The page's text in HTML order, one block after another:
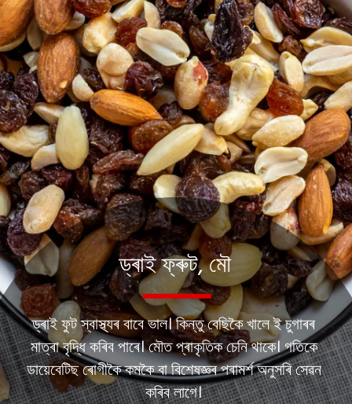
ড্ৰাই ফুট স্বাস্থ্যৰ বাবে ভাল। কিন্তু বেছিকৈ খালে ই চুগাৰৰ
মাত্ৰা বৃদ্ধি কৰিব পাৰে। মৌত প্ৰাকৃতিক চেনি থাকে। গতিকে
ডায়েবেটিছ ৰোগীকৈ কমকৈ বা বিশেষজ্ঞৰ পৰামৰ্শ অনুসৰি সেৱন
কৰিব লাগে।
ড্ৰাই ফ্ৰুট, মৌ